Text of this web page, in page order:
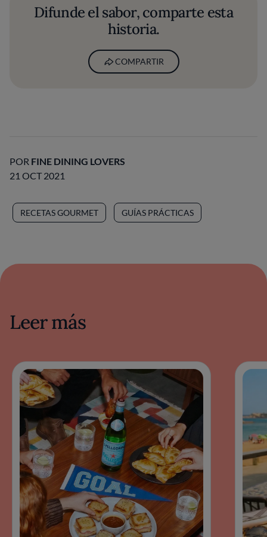
Difunde el sabor, comparte esta
historia.
COMPARTIR
POR FINE DINING LOVERS
21 OCT 2021
RECETAS GOURMET GUÍAS PRÁCTICAS
Leer más